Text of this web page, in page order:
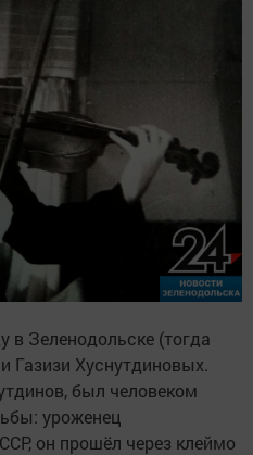
в Зеленодольске (тогда
Газизи Хуснутдиновых.
был человеком
уроженец
он прошёл через клеймо